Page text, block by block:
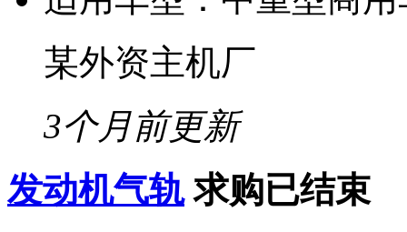
某外资主机厂
3个月前更新
发动机气轨 求购已结束